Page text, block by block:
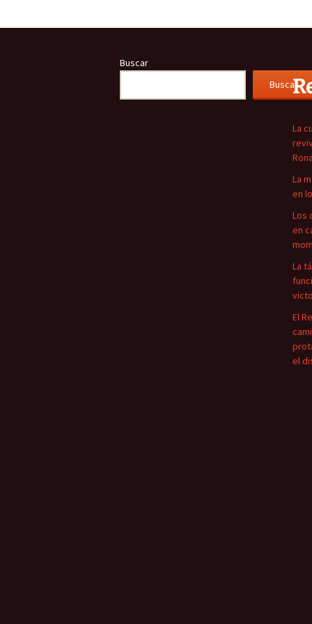
Buscar
Buscar
La
La
en
Los
en
La
El
el